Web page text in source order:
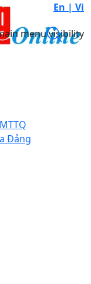
En | Vi
menu visibility
Đảng